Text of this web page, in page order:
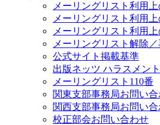
メーリングリスト利用
メーリングリスト利用上
メーリングリスト利用上
メーリングリスト解除
公式サイト掲載基準
出版ネッツ ハラスメン
メーリングリスト110番
関東支部事務局お問い
関西支部事務局お問い
校正部会お問い合わせ